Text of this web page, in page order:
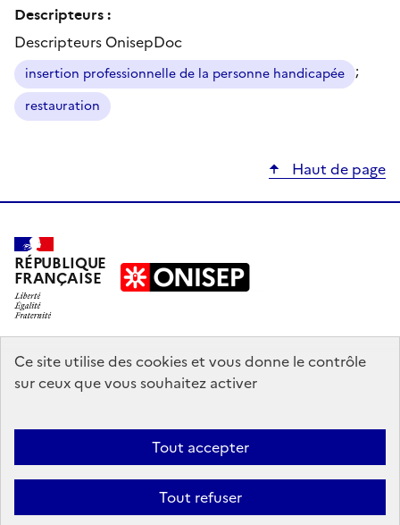
Ce site utilise des cookies et vous donne le contrôle
sur ceux que vous souhaitez activer
Tout accepter
Tout refuser
Descripteurs :
Descripteurs OnisepDoc
insertion professionnelle de la personne handicapée ;
restauration
Haut de page
RÉPUBLIQUE
FRANÇAISE
education.gouv.fr
enseignementsup-recherche.gouv.fr
Accessibilité : partiellement conforme